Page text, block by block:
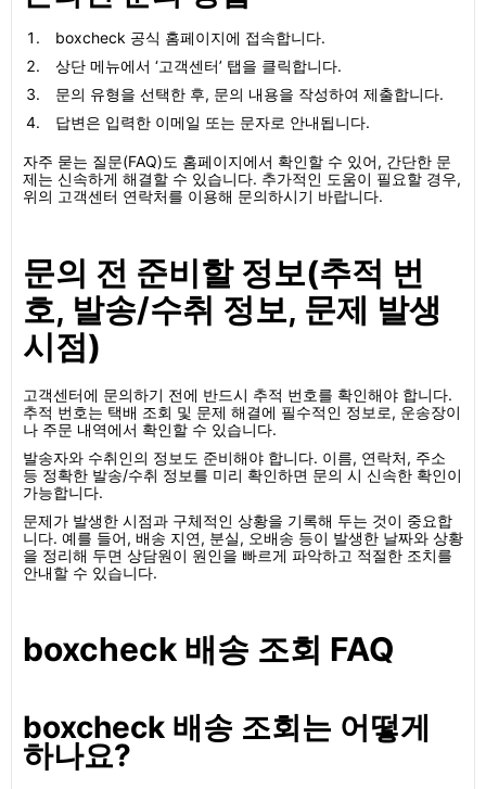
boxcheck 공식 홈페이지에 접속합니다.
상단 메뉴에서 ‘고객센터’ 탭을 클릭합니다.
문의 유형을 선택한 후, 문의 내용을 작성하여 제출합니다.
답변은 입력한 이메일 또는 문자로 안내됩니다.
자주 묻는 질문(FAQ)도 홈페이지에서 확인할 수 있어, 간단한 문
제는 신속하게 해결할 수 있습니다. 추가적인 도움이 필요할 경우,
위의 고객센터 연락처를 이용해 문의하시기 바랍니다.
문의 전 준비할 정보(추적 번
호, 발송/수취 정보, 문제 발생
시점)
고객센터에 문의하기 전에 반드시 추적 번호를 확인해야 합니다.
추적 번호는 택배 조회 및 문제 해결에 필수적인 정보로, 운송장이
나 주문 내역에서 확인할 수 있습니다.
발송자와 수취인의 정보도 준비해야 합니다. 이름, 연락처, 주소
등 정확한 발송/수취 정보를 미리 확인하면 문의 시 신속한 확인이
가능합니다.
문제가 발생한 시점과 구체적인 상황을 기록해 두는 것이 중요합
니다. 예를 들어, 배송 지연, 분실, 오배송 등이 발생한 날짜와 상황
을 정리해 두면 상담원이 원인을 빠르게 파악하고 적절한 조치를
안내할 수 있습니다.
boxcheck 배송 조회 FAQ
boxcheck 배송 조회는 어떻게
하나요?